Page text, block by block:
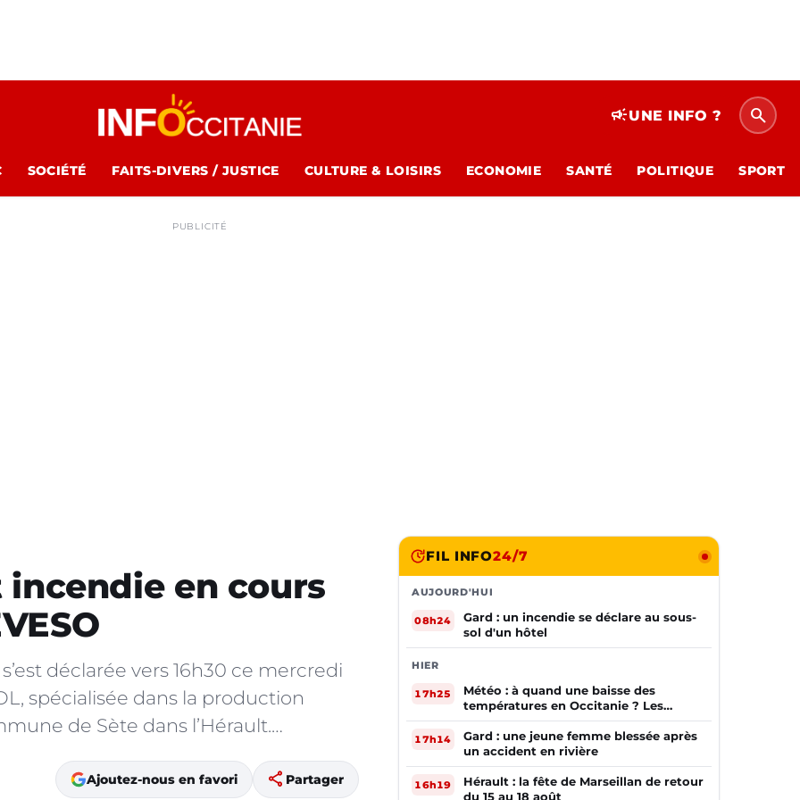
campaignUNE INFO ? search
SOCIÉTÉ FAITS-DIVERS / JUSTICE CULTURE & LOISIRS ECONOMIE SANTÉ POLITIQUE SPORT
PUBLICITÉ
incendie en cours
déclarée vers 16h30 ce mercredi
spécialisée dans la production
de Sète dans l’Hérault.…
Ajoutez-nous en favori share Partager
FIL INFO24/7
AUJOURD'HUI
08h24
Gard : un incendie se déclare au sous-
sol d'un hôtel
HIER
17h25
Météo : à quand une baisse des
températures en Occitanie ? Les
prévisions
17h14
Gard : une jeune femme blessée après
un accident en rivière
16h19
Hérault : la fête de Marseillan de retour
du 15 au 18 août